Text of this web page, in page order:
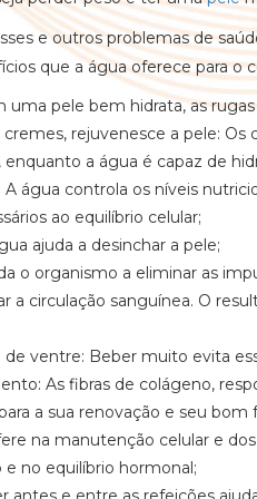
e outros problemas de
que a água oferece para o
uma pele bem hidrata, as
rejuvenesce a pele:
a água é capaz de
água controla os níveis
ao equilíbrio celular;
ajuda a desinchar a pele;
o organismo a eliminar as
a circulação sanguínea. O
ventre: Beber muito evita
As fibras de colágeno,
a sua renovação e seu bom
na manutenção celular e
no equilíbrio hormonal;